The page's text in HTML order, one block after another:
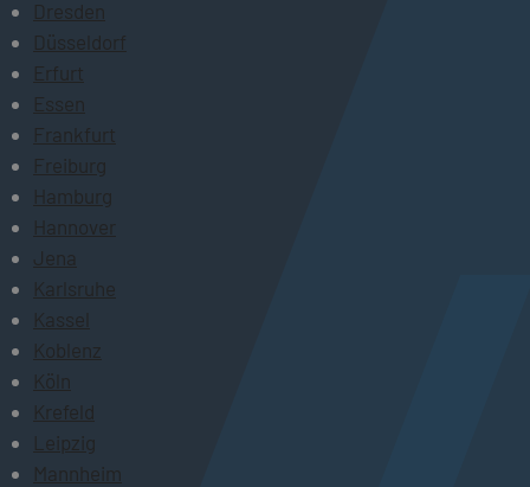
Dresden
Düsseldorf
Erfurt
Essen
Frankfurt
Freiburg
Hamburg
Hannover
Jena
Karlsruhe
Kassel
Koblenz
Köln
Krefeld
Leipzig
Mannheim